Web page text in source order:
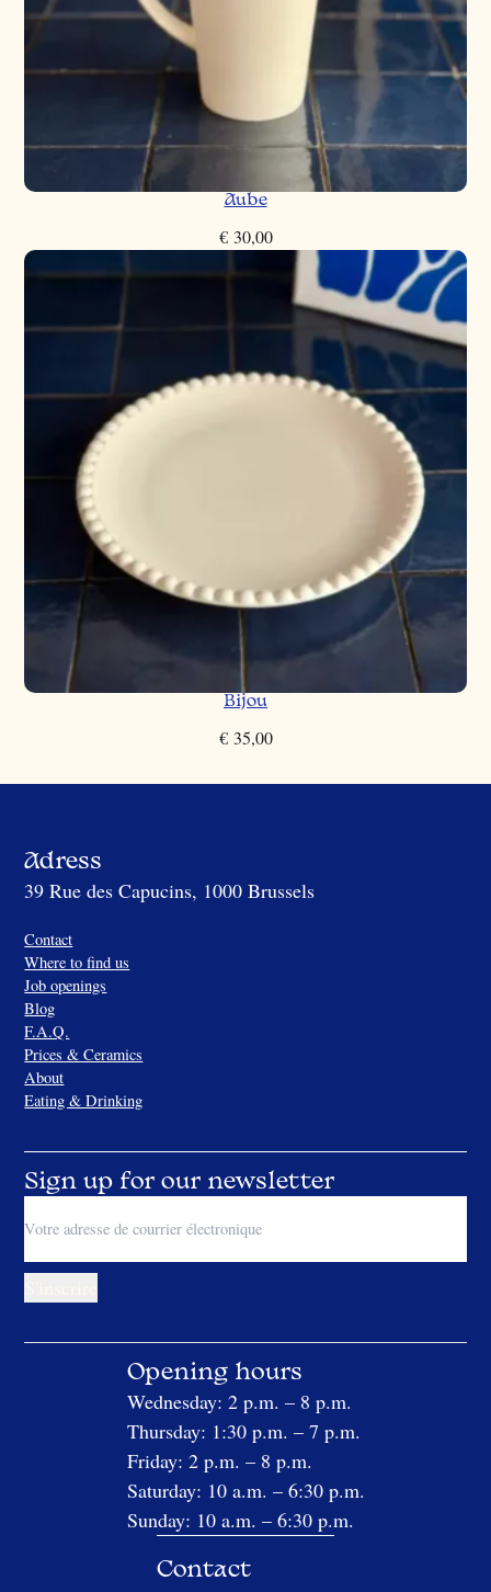
Aube
€30,00
Bijou
€35,00
Adress
39 Rue des Capucins, 1000 Brussels
Contact
Where to find us
Job openings
Blog
F.A.Q.
Prices & Ceramics
About
Eating & Drinking
Sign up for our newsletter
Opening hours
Wednesday: 2 p.m. – 8 p.m.
Thursday: 1:30 p.m. – 7 p.m.
Friday: 2 p.m. – 8 p.m.
Saturday: 10 a.m. – 6:30 p.m.
Sunday: 10 a.m. – 6:30 p.m.
Contact